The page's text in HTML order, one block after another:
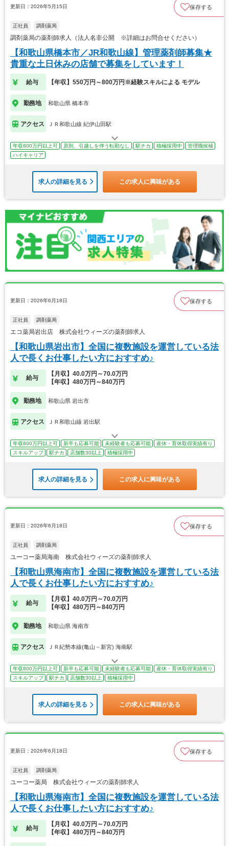
更新日：2026年5月15日 保存する
正社員 調剤薬局
調剤薬局の薬剤師求人（法人名非公開 ※詳細はお問合せください）
【和歌山県橋本市／JR和歌山線】管理薬剤師募集★
貴重な土日休みの店舗で募集をしています！
給与 【年収】550万円～800万円※経験スキルによる モデル
勤務地 和歌山県 橋本市
アクセス ＪＲ和歌山線 紀伊山田駅
年収800万円以上可 原則、引越しを伴う転勤なし 駅チカ 積極採用中
管理職候補
ハイキャリア
求人の詳細を見る この求人に興味がある
更新日：2026年6月18日 保存する
正社員 調剤薬局
エコ薬局岩出店 株式会社ウィーズの薬剤師求人
【和歌山県岩出市】全国に複数施設を運営している法
人で長くお仕事したい方におすすめ♪
給与
【月収】40.0万円～70.0万円
【年収】480万円～840万円
勤務地 和歌山県 岩出市
アクセス ＪＲ和歌山線 岩出駅
年収800万円以上可 新卒も応募可能 未経験者も応募可能
産休・育休取得実績有り
スキルアップ
駅チカ 店舗数30以上 積極採用中
求人の詳細を見る この求人に興味がある
更新日：2026年6月18日 保存する
正社員 調剤薬局
ユーコー薬局海南 株式会社ウィーズの薬剤師求人
【和歌山県海南市】全国に複数施設を運営している法
人で長くお仕事したい方におすすめ♪
給与
【月収】40.0万円～70.0万円
【年収】480万円～840万円
勤務地 和歌山県 海南市
アクセス ＪＲ紀勢本線(亀山－新宮) 海南駅
年収800万円以上可 新卒も応募可能 未経験者も応募可能
産休・育休取得実績有り
スキルアップ
駅チカ 店舗数30以上 積極採用中
求人の詳細を見る この求人に興味がある
更新日：2026年6月18日 保存する
正社員 調剤薬局
ユーコー薬局 株式会社ウィーズの薬剤師求人
【和歌山県海南市】全国に複数施設を運営している法
人で長くお仕事したい方におすすめ♪
給与
【月収】40.0万円～70.0万円
【年収】480万円～840万円